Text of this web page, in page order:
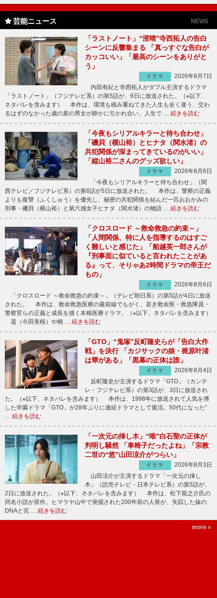
芸能ニュース NEWS
「ラストノート」“澄晴”寺西拓人の告白
シーンに反響集まる 「真っすぐな告白が
カッコいい」「最高のシーンをありがと
う」
ドラマ
2026年8月7日
内田有紀と寺西拓人がダブル主演するドラマ
「ラストノート」（フジテレビ系）の第5話が、6日に放送された。（※以下、
ネタバレを含みます） 本作は、環境も積み重ねてきた人生も全く違う、交わ
るはずのなかった歳の差の男女が静かに引かれ合い、人生で … 続きを読む
「今夜もシリアルキラーと待ち合わせ」
「磯貝（横山裕）とヒナタ（関水渚）の
共犯関係が深まってきているのがいい」
「縦山裕二さんのグッズ欲しい」
ドラマ
2026年8月6日
「今夜もシリアルキラーと待ち合わせ」（関
西テレビ／フジテレビ系）の第6話が5日に放送された。 本作は、警察の正義
よりも復讐（ふくしゅう）を優先し、秘密の共犯関係を結んだ一匹おおかみの
刑事・磯貝（横山裕）と第六感女子ヒナタ（関水渚）の物語 … 続きを読む
「クロスロード ～救命救急の約束～」
「人間関係、特に人を指導するのはすご
く難しいと感じた」「船越英一郎さんが
『刑事面に似ていると言われたことがあ
る』って、そりゃあ2時間ドラマの帝王だ
もの」
ドラマ
2026年8月6日
「クロスロード ～救命救急の約束～」（テレビ朝日系）の第5話が4日に放送
された。 本作は、救命救急医療の最前線でもがく、若き救命医・救急隊員・
警察官らの正義と成長を描く本格医療ドラマ。（※以下、ネタバレを含みます）
遥（今田美桜）や桐 … 続きを読む
「GTO」“鬼塚”反町隆史らが「告白大作
戦」を決行 「カジサックの娘・梶原叶渚
は華がある」「黒幕の正体は誰」
ドラマ
2026年8月4日
反町隆史が主演するドラマ「GTO」（カンテ
レ・フジテレビ系）の第3話が、3日に放送され
た。（※以下、ネタバレを含みます） 本作は、1998年に放送されて人気を博
した学園ドラマ「GTO」が28年ぶりに連続ドラマとして復活。50代になった“
… 続きを読む
「一次元の挿し木」“唯”白石聖の正体が
判明し騒然 「車椅子だったよね」「宗教
二世の“悠”山田涼介がつらい」
ドラマ
2026年8月3日
山田涼介が主演するドラマ「一次元の挿し
木」（読売テレビ・日本テレビ系）の第5話が、
2日に放送された。（※以下、ネタバレを含みます） 本作は、松下龍之介氏の
同名小説が原作。ヒマラヤ山中で発掘された200年前の人骨が、失踪した妹の
DNAと完 … 続きを読む
more »